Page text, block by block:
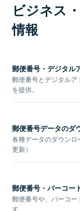
ビジネス
情報
郵便番号・デジタル
郵便番号とデジタル
を提供。
郵便番号データのダ
各種データのダウンロ
更新）
郵便番号・バーコー
郵便番号や、バーコー
す。